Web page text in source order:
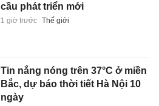
cầu phát triển mới
1 giờ trước Thế giới
Tin nắng nóng trên 37°C ở miền
Bắc, dự báo thời tiết Hà Nội 10
ngày